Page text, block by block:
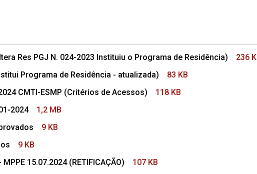
Res PGJ N. 024-2023 Instituiu o Programa de Residência)
236
Programa de Residência - atualizada)
83 KB
CMTI-ESMP (Critérios de Acessos)
118 KB
2024
1,2 MB
9 KB
9 KB
15.07.2024 (RETIFICAÇÃO)
107 KB